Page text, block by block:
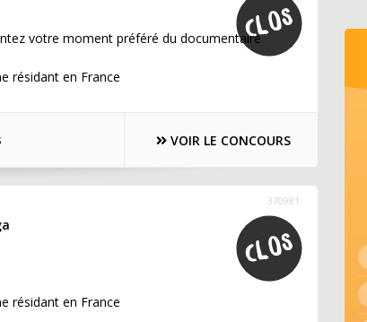
votre moment préféré du documentaire
résidant en France
VOIR LE CONCOURS
370981
résidant en France